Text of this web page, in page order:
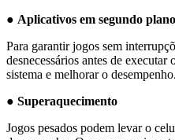
● Aplicativos em segundo
Para garantir jogos sem
desnecessários antes de
sistema e melhorar o desempenho.
● Superaquecimento
Jogos pesados podem levar o